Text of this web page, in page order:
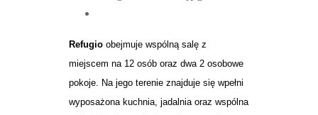
Refugio obejmuje wspólną salę z
miejscem na 12 osób oraz dwa 2 osobowe
pokoje. Na jego terenie znajduje się wpełni
wyposażona kuchnia, jadalnia oraz wspólna